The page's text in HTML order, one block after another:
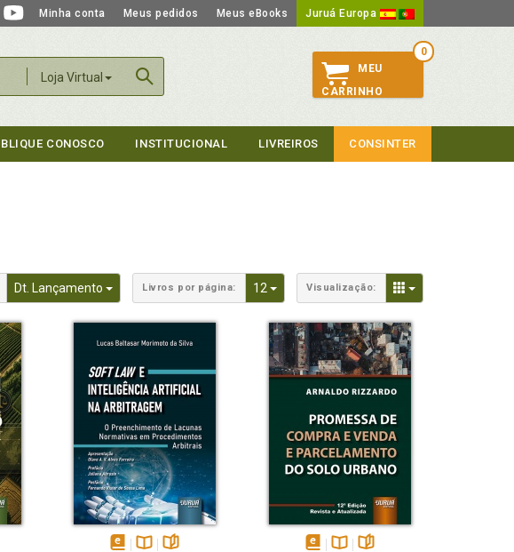
Minha conta Meus pedidos Meus eBooks Juruá Europa
Loja Virtual
0
MEU
CARRINHO
CONOSCO INSTITUCIONAL LIVREIROS CONSINTER
Dt. Lançamento Toggle Dropdown
Livros por página: 12 Toggle Dropdown
Visualização: Toggle Dropdown